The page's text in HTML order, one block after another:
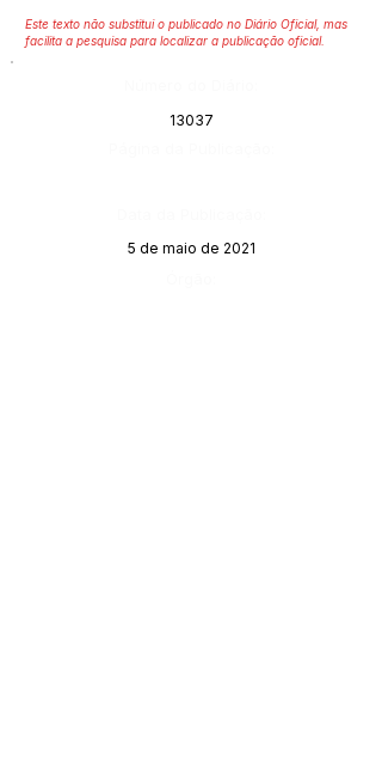
Este texto não substitui o publicado no Diário Oficial, mas
facilita a pesquisa para localizar a publicação oficial.
13037
5 de maio de 2021